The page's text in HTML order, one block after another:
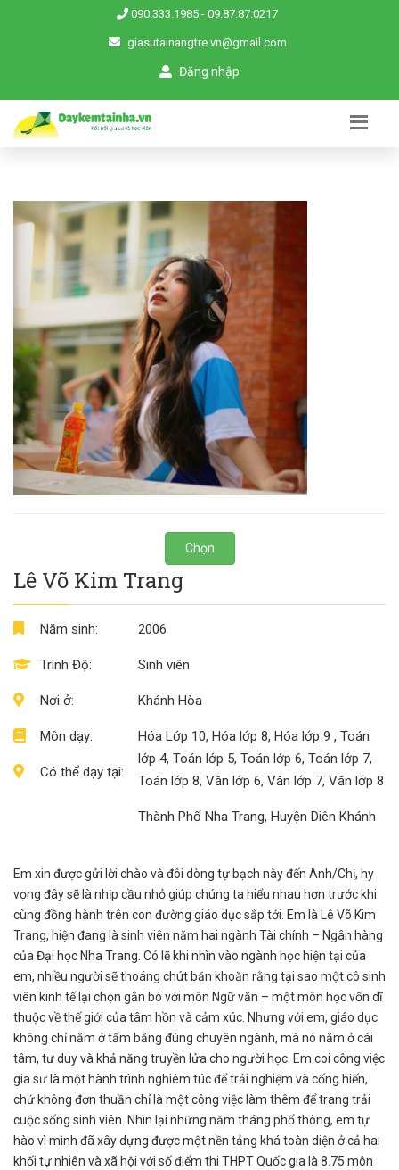
090.333.1985 - 09.87.87.0217
giasutainangtre.vn@gmail.com
Đăng nhập
Chọn
Lê Võ Kim Trang
Năm sinh:
Trình Độ:
Nơi ở:
Môn dạy:
Có thể dạy tại:
2006
Sinh viên
Khánh Hòa
Hóa Lớp 10, Hóa lớp 8, Hóa lớp 9 , Toán
lớp 4, Toán lớp 5, Toán lớp 6, Toán lớp 7,
Toán lớp 8, Văn lớp 6, Văn lớp 7, Văn lớp 8
Thành Phố Nha Trang, Huyện Diên Khánh
Em xin được gửi lời chào và đôi dòng tự bạch này đến Anh/Chị, hy
vọng đây sẽ là nhịp cầu nhỏ giúp chúng ta hiểu nhau hơn trước khi
cùng đồng hành trên con đường giáo dục sắp tới. Em là Lê Võ Kim
Trang, hiện đang là sinh viên năm hai ngành Tài chính – Ngân hàng
của Đại học Nha Trang. Có lẽ khi nhìn vào ngành học hiện tại của
em, nhiều người sẽ thoáng chút băn khoăn rằng tại sao một cô sinh
viên kinh tế lại chọn gắn bó với môn Ngữ văn – một môn học vốn dĩ
thuộc về thế giới của tâm hồn và cảm xúc. Nhưng với em, giáo dục
không chỉ nằm ở tấm bằng đúng chuyên ngành, mà nó nằm ở cái
tâm, tư duy và khả năng truyền lửa cho người học. Em coi công việc
gia sư là một hành trình nghiêm túc để trải nghiệm và cống hiến,
chứ không đơn thuần chỉ là một công việc làm thêm để trang trải
cuộc sống sinh viên. Nhìn lại những năm tháng phổ thông, em tự
hào vì mình đã xây dựng được một nền tảng khá toàn diện ở cả hai
khối tự nhiên và xã hội với số điểm thi THPT Quốc gia là 8.75 môn